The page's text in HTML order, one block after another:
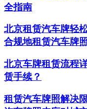
全指南
北京租赁汽车牌轻
合规地租赁汽车牌
北京车牌租赁流程
赁手续？
租赁汽车牌照解决